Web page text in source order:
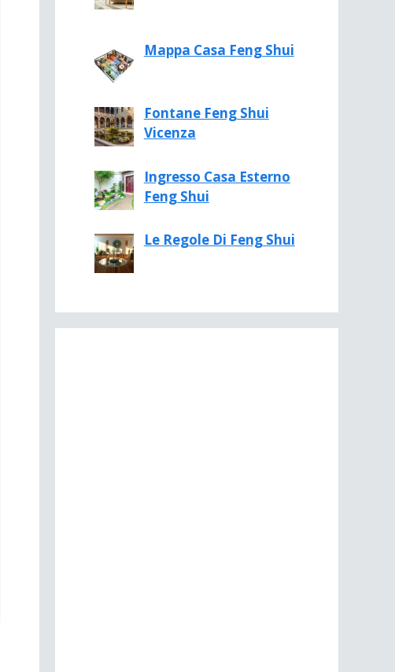
Mappa Casa Feng Shui
Fontane Feng Shui
Vicenza
Ingresso Casa Esterno
Feng Shui
Le Regole Di Feng Shui